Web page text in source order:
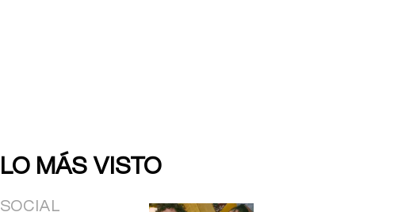
LO MÁS VISTO
SOCIAL